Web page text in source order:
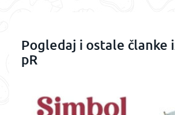
Pogledaj i ostale članke
pR